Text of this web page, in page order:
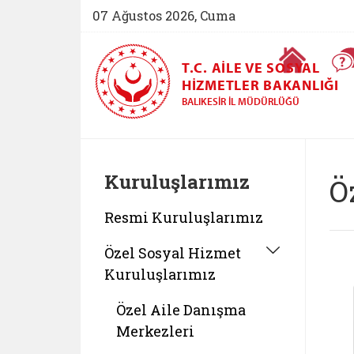
07 Ağustos 2026, Cuma
Ana Sayfa
T.C. AILE VE SOSYAL
HIZMETLER BAKANLIĞI
BALIKESIR İL MÜDÜRLÜĞÜ
Kuruluşlarımız
Resmi Kuruluşlarımız
Özel Sosyal Hizmet
Kuruluşlarımız
Özel Aile Danışma
Merkezleri